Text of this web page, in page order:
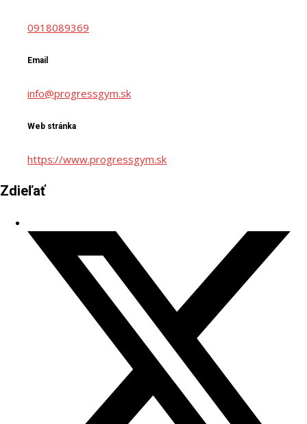
0918089369
Email
info@progressgym.sk
Web stránka
https://www.progressgym.sk
Zdieľať